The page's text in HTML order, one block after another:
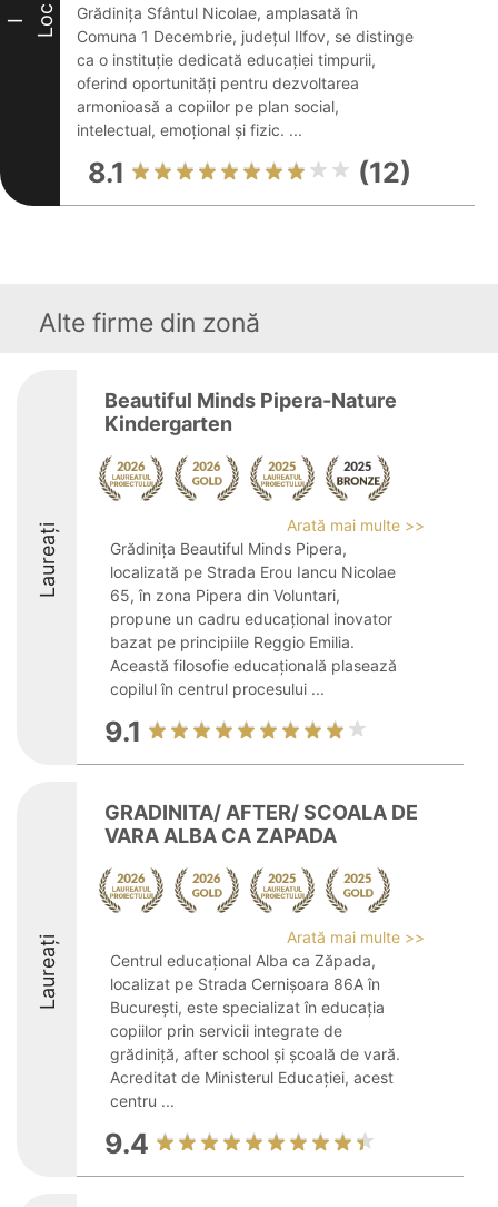
I Loc
Grădinița Sfântul Nicolae, amplasată în
Comuna 1 Decembrie, județul Ilfov, se distinge
ca o instituție dedicată educației timpurii,
oferind oportunități pentru dezvoltarea
armonioasă a copiilor pe plan social,
intelectual, emoțional și fizic. ...
8.1 (12)
Alte firme din zonă
Laureați
Beautiful Minds Pipera-Nature
Kindergarten
Arată mai multe >>
Grădinița Beautiful Minds Pipera,
localizată pe Strada Erou Iancu Nicolae
65, în zona Pipera din Voluntari,
propune un cadru educațional inovator
bazat pe principiile Reggio Emilia.
Această filosofie educațională plasează
copilul în centrul procesului ...
9.1
Laureați
GRADINITA/ AFTER/ SCOALA DE
VARA ALBA CA ZAPADA
Arată mai multe >>
Centrul educațional Alba ca Zăpada,
localizat pe Strada Cernișoara 86A în
București, este specializat în educația
copiilor prin servicii integrate de
grădiniță, after school și școală de vară.
Acreditat de Ministerul Educației, acest
centru ...
9.4